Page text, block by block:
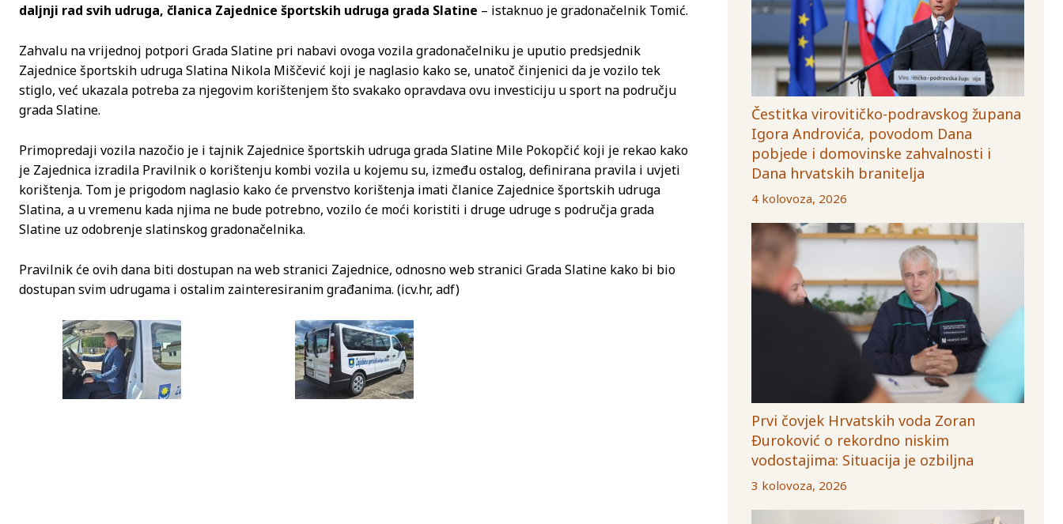
daljnji rad svih udruga, članica Zajednice športskih udruga grada Slatine – istaknuo je gradonačelnik Tomić.
Zahvalu na vrijednoj potpori Grada Slatine pri nabavi ovoga vozila gradonačelniku je uputio predsjednik
Zajednice športskih udruga Slatina Nikola Miščević koji je naglasio kako se, unatoč činjenici da je vozilo tek
stiglo, već ukazala potreba za njegovim korištenjem što svakako opravdava ovu investiciju u sport na području
grada Slatine.
Primopredaji vozila nazočio je i tajnik Zajednice športskih udruga grada Slatine Mile Pokopčić koji je rekao kako
je Zajednica izradila Pravilnik o korištenju kombi vozila u kojemu su, između ostalog, definirana pravila i uvjeti
korištenja. Tom je prigodom naglasio kako će prvenstvo korištenja imati članice Zajednice športskih udruga
Slatina, a u vremenu kada njima ne bude potrebno, vozilo će moći koristiti i druge udruge s područja grada
Slatine uz odobrenje slatinskog gradonačelnika.
Pravilnik će ovih dana biti dostupan na web stranici Zajednice, odnosno web stranici Grada Slatine kako bi bio
dostupan svim udrugama i ostalim zainteresiranim građanima. (icv.hr, adf)
Čestitka virovitičko-podravskog župana
Igora Androvića, povodom Dana
pobjede i domovinske zahvalnosti i
Dana hrvatskih branitelja
4 kolovoza, 2026
Prvi čovjek Hrvatskih voda Zoran
Đuroković o rekordno niskim
vodostajima: Situacija je ozbiljna
3 kolovoza, 2026